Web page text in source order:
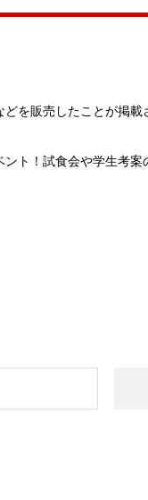
を販売したことが掲載
ト！試食会や学生考案